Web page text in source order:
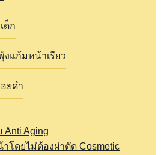
ด็ก
แก้มหน้าเรียว
ยดำ
Anti Aging
โดยไม่ต้องผ่าตัด Cosmetic